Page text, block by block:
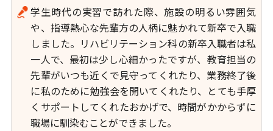
学生時代の実習で訪れた際、施設の明るい雰囲気
や、指導熱心な先輩方の人柄に魅かれて新卒で入職
しました。リハビリテーション科の新卒入職者は私
一人で、最初は少し心細かったですが、教育担当の
先輩がいつも近くで見守ってくれたり、業務終了後
に私のために勉強会を開いてくれたり、とても手厚
くサポートしてくれたおかげで、時間がかからずに
職場に馴染むことができました。